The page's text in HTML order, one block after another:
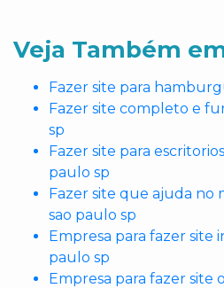
Veja Também
Fazer site para
Fazer site completo e
sp
Fazer site para
paulo sp
Fazer site que ajuda no
sao paulo sp
Empresa para fazer site
paulo sp
Empresa para fazer site